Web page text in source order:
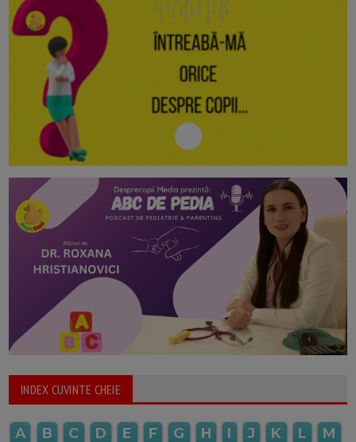
INDEX CUVINTE CHEIE
A B C D E F G H I J K L
M